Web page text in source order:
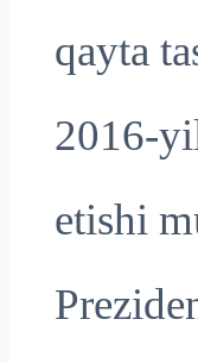
qayta
2016-
etishi